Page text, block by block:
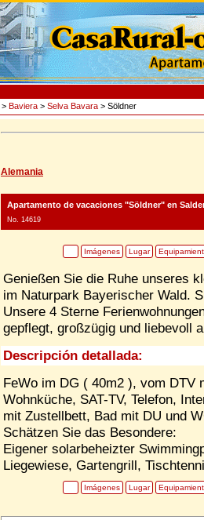
> Baviera > Selva Bavara > Söldner
Alemania
Apartamento de vacaciones "Söldner" en
No. 14619
Imágenes Lugar
Genießen Sie die Ruhe unseres
im Naturpark Bayerischer Wald.
Unsere 4 Sterne
gepflegt, großzügig und liebevoll
Descripción detallada:
FeWo im DG ( 40m2 ), vom DTV
Wohnküche, SAT-TV, Telefon,
mit Zustellbett, Bad mit DU und
Schätzen Sie das Besondere:
Eigener solarbeheizter
Liegewiese, Gartengrill,
Imágenes Lugar